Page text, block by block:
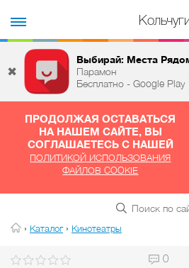
✖
Парамон
Бесплатно - Google Play
ПРОДОЛЖАЯ ОСТАВАТЬСЯ
НА НАШЕМ САЙТЕ, ВЫ
СОГЛАШАЕТЕСЬ С НАШЕЙ
ПОЛИТИКОЙ ИСПОЛЬЗОВАНИЯ
ФАЙЛОВ COOKIE
› Каталог› Кинотеатры
0